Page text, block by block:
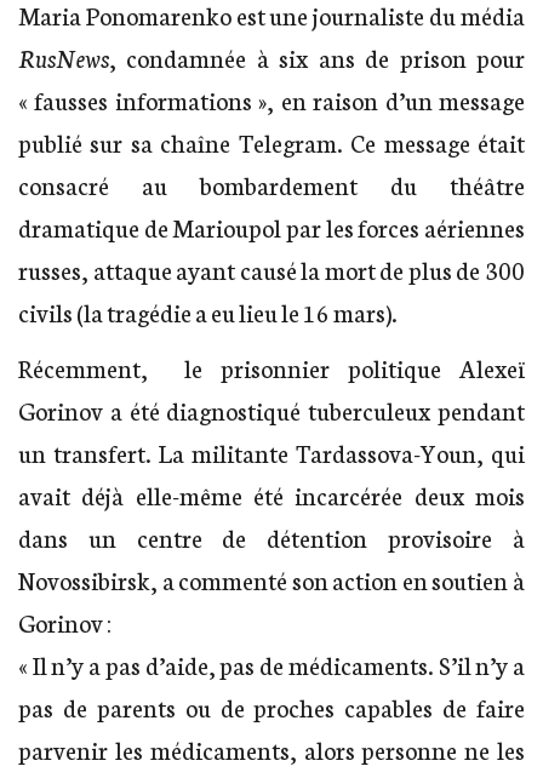
Maria Ponomarenko est une journaliste du média
RusNews , condamnée à six ans de prison pour
« fausses informations », en raison d’un message
publié sur sa chaîne Telegram. Ce message était
consacré au bombardement du théâtre
dramatique de Marioupol par les forces aériennes
russes, attaque ayant causé la mort de plus de 300
civils (la tragédie a eu lieu le 16 mars).
Récemment, le prisonnier politique Alexeï
Gorinov a été diagnostiqué tuberculeux pendant
un transfert. La militante Tardassova-Youn, qui
avait déjà elle-même été incarcérée deux mois
dans un centre de détention provisoire à
Novossibirsk, a commenté son action en soutien à
Gorinov :
« Il n’y a pas d’aide, pas de médicaments. S’il n’y a
pas de parents ou de proches capables de faire
parvenir les médicaments, alors personne ne les